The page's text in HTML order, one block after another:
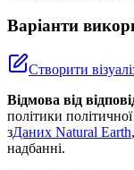
Варіанти
Створити
Відмова від
політики
зДаних Natural Earth
надбанні.